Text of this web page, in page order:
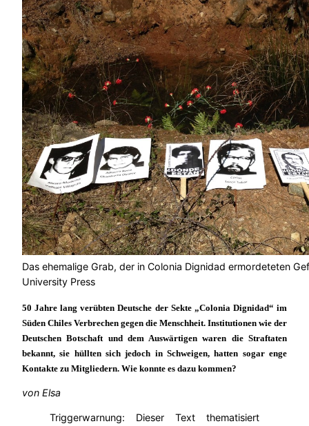
Das ehemalige Grab, der in Colonia Dignidad ermordeteten
University Press
50 Jahre lang verübten Deutsche der Sekte „Colonia Dignidad“ im
Süden Chiles Verbrechen gegen die Menschheit. Institutionen wie der
Deutschen Botschaft und dem Auswärtigen waren die Straftaten
bekannt, sie hüllten sich jedoch in Schweigen, hatten sogar enge
Kontakte zu Mitgliedern. Wie konnte es dazu kommen?
von Elsa
Triggerwarnung: Dieser Text thematisiert